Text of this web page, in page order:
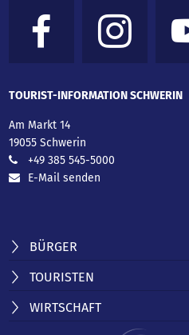
TOURIST-INFORMATION SCHWERIN
Am Markt 14
19055 Schwerin
+49 385 545-5000
E-Mail senden
BÜRGER
TOURISTEN
WIRTSCHAFT